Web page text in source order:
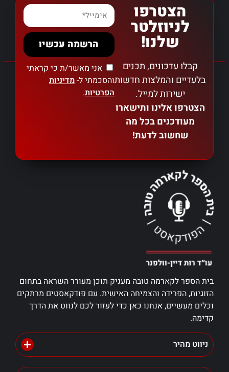
הצטרפו
לניוזלטר
שלנו!
קבלו עדכונים, תכנים
בלעדיים והמלצות חדשות
ישירות למייל.
הצטרפו אלינו ותישארו
מעודכנים בכל מה
שחשוב לדעת!
אני מאשר/ת כי קראתי
והסכמתי ל-מדיניות
הפרטיות.
הרשמה עכשיו
בית הספר לקארמה טובה מעניק תוכן מעורר השראה בתחום
הזוגיות, הפרידה והצמיחה האישית. עם פודקאסטים מרתקים
וכלים מעשיים, אנחנו כאן כדי לעזור לכם לנווט את הדרך
קדימה.
ניווט מהיר